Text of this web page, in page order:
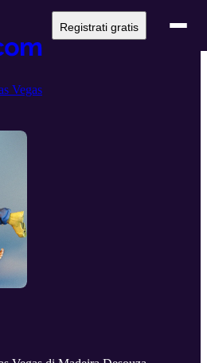
Registrati gratis
Vegas